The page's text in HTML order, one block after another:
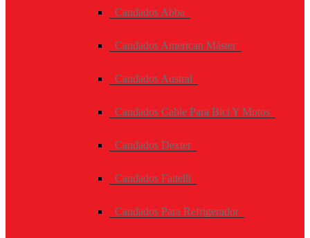
Candados Abba
Candados American Máster
Candados Austral
Candados Cable Para Bici Y Motos
Candados Dexter
Candados Faitelli
Candados Para Refrigerador